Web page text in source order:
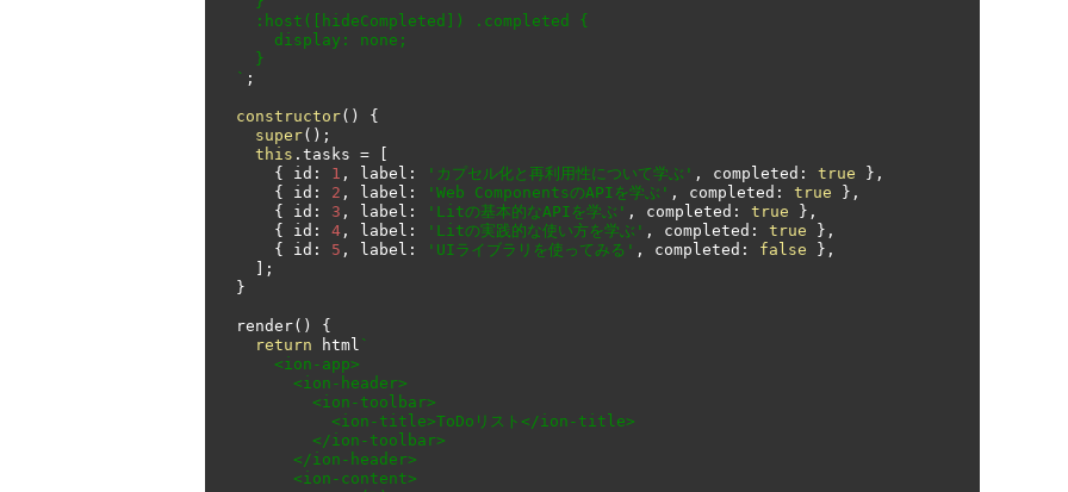
  `
;
constructor()
{
super();
this . tasks =
{
id : 1 , label : 'カプセル化と再利用性について学ぶ' , completed : true
},
{
id : 2 , label : 'Web ComponentsのAPIを学ぶ' , completed : true
},
{
id : 3 , label : 'Litの基本的なAPIを学ぶ' , completed : true
},
{
id : 4 , label : 'Litの実践的な使い方を学ぶ' , completed : true
},
{
id : 5 , label : 'UIライブラリを使ってみる' , completed : false
},
];
}
  render
()
{
return html `